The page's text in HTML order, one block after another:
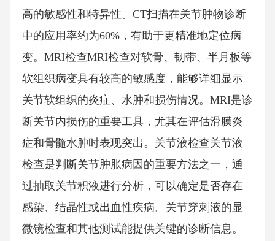
高的敏感性和特异性。CT扫描在关节肿物诊断
中的应用率约为60%，有助于更精准地定位病
变。MRI检查MRI检查对软骨、韧带、半月板等
软组织病变具有较高的敏感度，能够详细显示
关节软组织的炎症、水肿和损伤情况。MRI是诊
断关节内损伤的重要工具，尤其在评估滑膜炎
症和骨髓水肿时表现突出。关节液检查关节液
检查是判断关节肿胀病因的重要方法之一，通
过抽取关节积液进行分析，可以确定是否存在
感染、结晶性或出血性疾病。关节穿刺液的显
微镜检查和其他测试能提供关键的诊断信息。